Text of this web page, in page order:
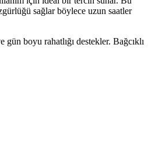
sağlar böylece uzun saatler
boyu rahatlığı destekler. Bağcıklı